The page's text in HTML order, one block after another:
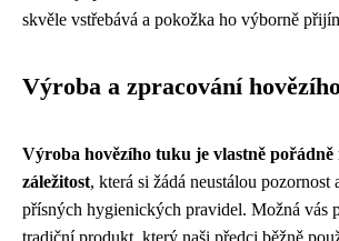
skvěle vstřebává a pokožka ho výborně
Výroba a zpracování
Výroba hovězího tuku je vlastně pořádně
záležitost, která si žádá neustálou pozornost
přísných hygienických pravidel. Možná vás